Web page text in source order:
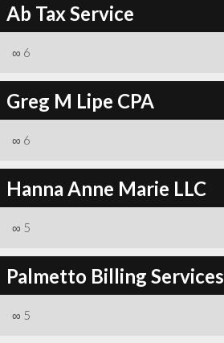
Ab Tax Service
∞ 6
Greg M Lipe CPA
∞ 6
Hanna Anne Marie LLC
∞ 5
Palmetto Billing Services
∞ 5